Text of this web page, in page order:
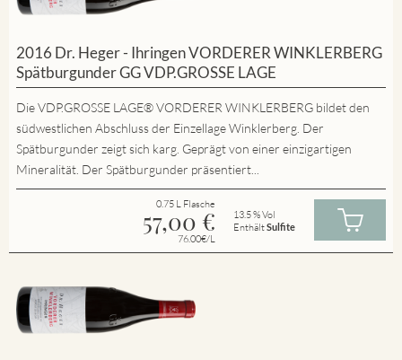
2016 Dr. Heger - Ihringen VORDERER WINKLERBERG
Spätburgunder GG VDP.GROSSE LAGE
Die VDP.GROSSE LAGE® VORDERER WINKLERBERG bildet den
südwestlichen Abschluss der Einzellage Winklerberg. Der
Spätburgunder zeigt sich karg. Geprägt von einer einzigartigen
Mineralität. Der Spätburgunder präsentiert...
0.75 L Flasche
57,00 €
76.00€/L
13.5 % Vol
EnthältSulfite